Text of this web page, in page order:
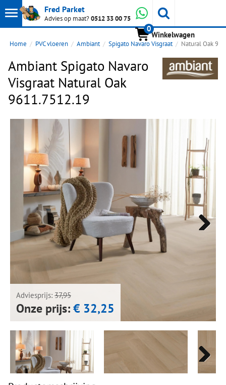
Toon
hoofdmenu
Fred Parket
Advies op maat?0512 33 00 75 Whatsapp
0
Winkelwagen
Home PVC vloeren Ambiant Spigato Navaro Visgraat Natural Oak
Ambiant Spigato Navaro
Visgraat Natural Oak
9611.7512.19
Adviesprijs: 37,95
Onze prijs:€ 32,25
Next
Next